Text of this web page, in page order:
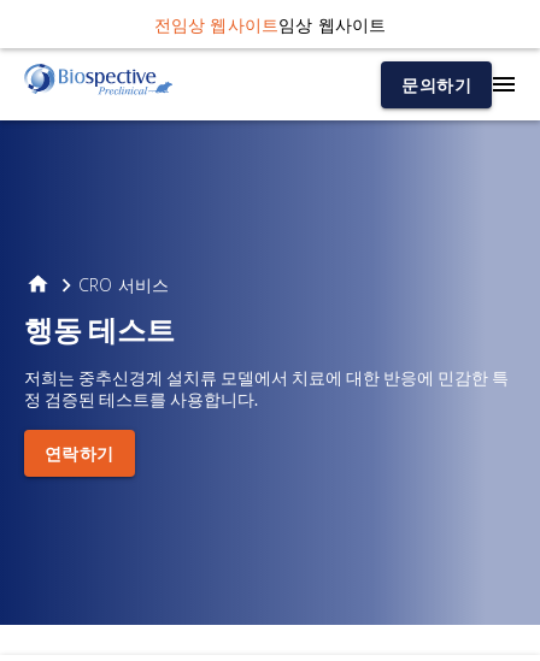
전임상 웹사이트임상 웹사이트
문의하기
CRO 서비스
행동 테스트
저희는 중추신경계 설치류 모델에서 치료에 대한 반응에 민감한 특
정 검증된 테스트를 사용합니다.
연락하기